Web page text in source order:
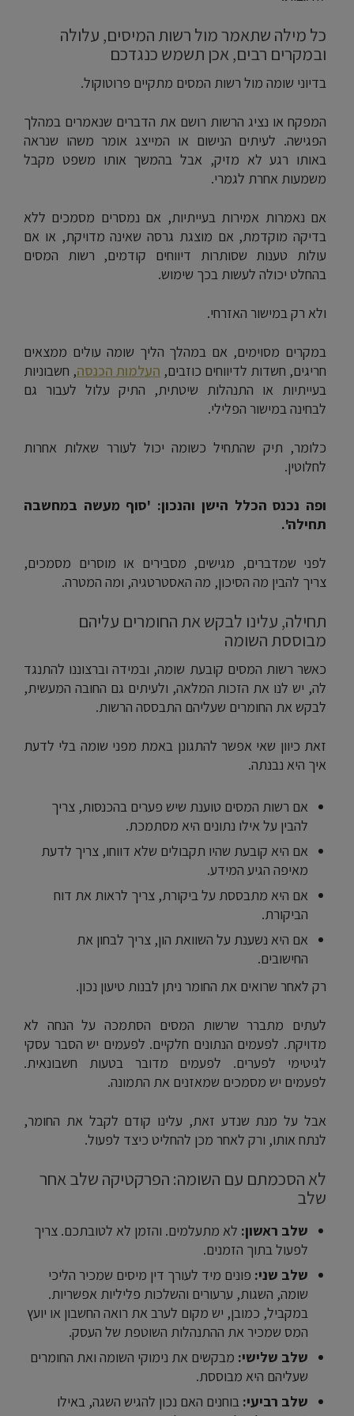
כל מילה שתאמר מול רשות המיסים, עלולה
ובמקרים רבים, אכן תשמש כנגדכם
בדיוני שומה מול רשות המסים מתקיים פרוטוקול.
המפקח או נציג הרשות רושם את הדברים שנאמרים במהלך
הפגישה. לעיתים הנישום או המייצג אומר משהו שנראה
באותו רגע לא מזיק, אבל בהמשך אותו משפט מקבל
משמעות אחרת לגמרי.
אם נאמרות אמירות בעייתיות, אם נמסרים מסמכים ללא
בדיקה מוקדמת, אם מוצגת גרסה שאינה מדויקת, או אם
עולות טענות שסותרות דיווחים קודמים, רשות המסים
בהחלט יכולה לעשות בכך שימוש.
ולא רק במישור האזרחי.
במקרים מסוימים, אם במהלך הליך שומה עולים ממצאים
חריגים, חשדות לדיווחים כוזבים, העלמות הכנסה, חשבוניות
בעייתיות או התנהלות שיטתית, התיק עלול לעבור גם
לבחינה במישור הפלילי.
כלומר, תיק שהתחיל כשומה יכול לעורר שאלות אחרות
לחלוטין.
ופה נכנס הכלל הישן והנכון: 'סוף מעשה במחשבה
תחילה'.
לפני שמדברים, מגישים, מסבירים או מוסרים מסמכים,
צריך להבין מה הסיכון, מה האסטרטגיה, ומה המטרה.
תחילה, עלינו לבקש את החומרים עליהם
מבוססת השומה
כאשר רשות המסים קובעת שומה, ובמידה וברצוננו להתנגד
לה, יש לנו את הזכות המלאה, ולעיתים גם החובה המעשית,
לבקש את החומרים שעליהם התבססה הרשות.
זאת כיוון שאי אפשר להתגונן באמת מפני שומה בלי לדעת
איך היא נבנתה.
אם רשות המסים טוענת שיש פערים בהכנסות, צריך
להבין על אילו נתונים היא מסתמכת.
אם היא קובעת שהיו תקבולים שלא דווחו, צריך לדעת
מאיפה הגיע המידע.
אם היא מתבססת על ביקורת, צריך לראות את דוח
הביקורת.
אם היא נשענת על השוואת הון, צריך לבחון את
החישובים.
רק לאחר שרואים את החומר ניתן לבנות טיעון נכון.
לעתים מתברר שרשות המסים הסתמכה על הנחה לא
מדויקת. לפעמים הנתונים חלקיים. לפעמים יש הסבר עסקי
לגיטימי לפערים. לפעמים מדובר בטעות חשבונאית.
לפעמים יש מסמכים שמאזנים את התמונה.
אבל על מנת שנדע זאת, עלינו קודם לקבל את החומר,
לנתח אותו, ורק לאחר מכן להחליט כיצד לפעול.
לא הסכמתם עם השומה: הפרקטיקה שלב אחר
שלב
שלב ראשון: לא מתעלמים. והזמן לא לטובתכם. צריך
לפעול בתוך הזמנים.
שלב שני: פונים מיד לעורך דין מיסים שמכיר הליכי
שומה, השגות, ערעורים והשלכות פליליות אפשריות.
במקביל, כמובן, יש מקום לערב את רואה החשבון או יועץ
המס שמכיר את ההתנהלות השוטפת של העסק.
שלב שלישי: מבקשים את נימוקי השומה ואת החומרים
שעליהם היא מבוססת.
שלב רביעי: בוחנים האם נכון להגיש השגה, באילו